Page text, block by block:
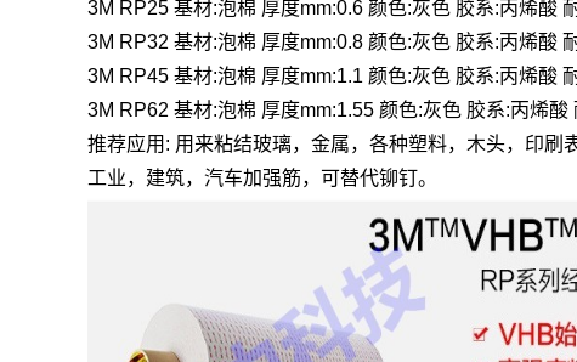
3M RP25 基材:泡棉 厚度mm:0.6 颜色:灰色 胶系:丙烯
3M RP32 基材:泡棉 厚度mm:0.8 颜色:灰色 胶系:丙烯
3M RP45 基材:泡棉 厚度mm:1.1 颜色:灰色 胶系:丙烯
3M RP62 基材:泡棉 厚度mm:1.55 颜色:灰色 胶系:丙烯
推荐应用: 用来粘结玻璃，金属，各种塑料，木头，印刷
工业，建筑，汽车加强筋，可替代铆钉。